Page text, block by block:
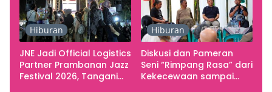
Hiburan
JNE Jadi Official Logistics
Partner Prambanan Jazz
Festival 2026, Tangani
Hiburan
Diskusi dan Pameran
Seni “Rimpang Rasa” dari
Kekecewaan sampai